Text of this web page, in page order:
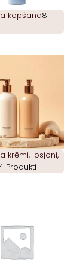
kopšana8
krēmi, losjoni,
Produkti